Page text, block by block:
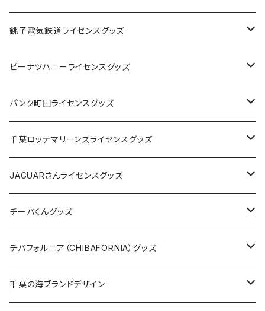
Tシャツ
キャップ
ステッカー
缶バッジ
ホテルキーホルダー
銚子電気鉄道ライセンスグッズ
ステッカー
缶バッジ
アクリルキーホルダー
ホテルキーホルダー
クリアファイル
Tシャツ
キャップ
ピーナツハニーライセンスグッズ
Tシャツ
キャップ
バッグ
ステッカー
缶バッジ
キーホルダー
パンク町田ライセンスグッズ
Tシャツ
キャップ
バッグ
ステッカー
缶バッジ
千葉ロッテマリーンズライセンスグッズ
ステッカー
ステッカー
ステッカー大
缶バッジ
缶バッジ32mm
缶バッジ54mm
エコバッグ
JAGUARさんコラボグッズ
JAGUARさんライセンスグッズ
Tシャツ
ステッカー
缶バッジ
チーバくんグッズ
Tシャツ
キャップ
チバフォルニア（CHIBAFORNIA）グッズ
Tシャツ
千葉の海ブランドデザイン